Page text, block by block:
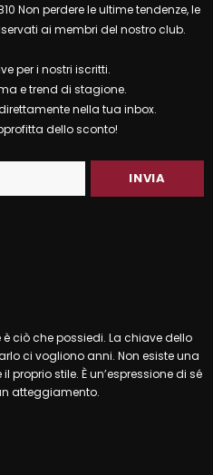
Non perdere le ultime tendenze, le
ai membri del nostro club.
per i nostri iscritti.
e trend di stagione.
nella tua inbox.
dello sconto!
ciò che possiedi. La chiave dello
ci vogliono anni. Non esiste una
stile. È un’espressione di sé
atteggiamento.